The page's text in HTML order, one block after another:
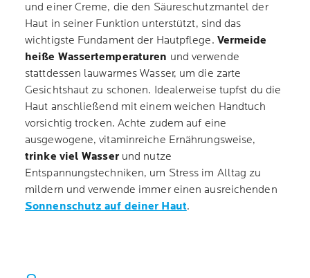
und einer Creme, die den Säureschutzmantel der
Haut in seiner Funktion unterstützt, sind das
wichtigste Fundament der Hautpflege. Vermeide
heiße Wassertemperaturen und verwende
stattdessen lauwarmes Wasser, um die zarte
Gesichtshaut zu schonen. Idealerweise tupfst du die
Haut anschließend mit einem weichen Handtuch
vorsichtig trocken. Achte zudem auf eine
ausgewogene, vitaminreiche Ernährungsweise,
trinke viel Wasserund nutze
Entspannungstechniken, um Stress im Alltag zu
mildern und verwende immer einen ausreichenden
Sonnenschutz auf deiner Haut.